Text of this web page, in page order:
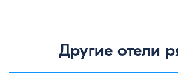
Другие отели